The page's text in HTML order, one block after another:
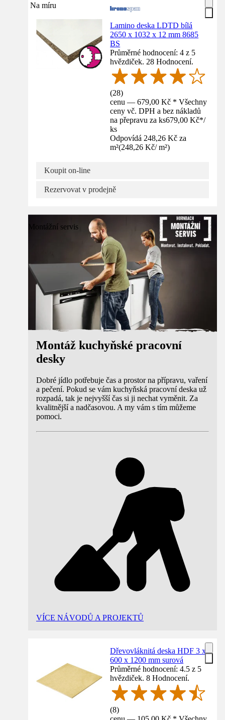
Na míru
Lamino deska LDTD bílá
2650 x 1032 x 12 mm 8685
BS
Průměrné hodnocení: 4 z 5
hvězdiček. 28 Hodnocení.
(28)
cenu — 679,00 Kč * Všechny
ceny vč. DPH a bez nákladů
na přepravu za ks679,00 Kč*/
ks
Odpovídá 248,26 Kč za
m²(248,26 Kč/ m²)
Koupit on-line
Rezervovat v prodejně
Montážní servis
Montáž kuchyňské pracovní
desky
Dobré jídlo potřebuje čas a prostor na přípravu, vaření
a pečení. Pokud se vám kuchyňská pracovní deska už
rozpadá, tak je nejvyšší čas si ji nechat vyměnit. Za
kvalitnější a nadčasovou. A my vám s tím můžeme
pomoci.
VÍCE NÁVODŮ A PROJEKTŮ
Dřevovláknitá deska HDF 3 x
600 x 1200 mm surová
Průměrné hodnocení: 4.5 z 5
hvězdiček. 8 Hodnocení.
(8)